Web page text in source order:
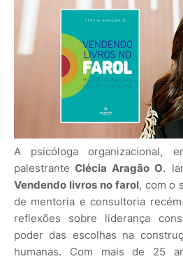
A psicóloga organizacional,
palestrante Clécia Aragão O.
Vendendo livros no farol, com o
de mentoria e consultoria
reflexões sobre liderança
poder das escolhas na
humanas. Com mais de 25